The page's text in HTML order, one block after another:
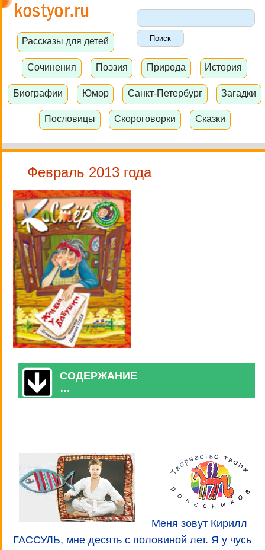
Рассказы для детей
Сочинения Поэзия Природа История
Биографии Юмор Санкт-Петербург Загадки
Пословицы Скороговорки Сказки
Февраль 2013 года
СОДЕРЖАНИЕ
…
Меня зовут Кирилл
ГАССУЛЬ, мне десять с половиной лет. Я у чусь